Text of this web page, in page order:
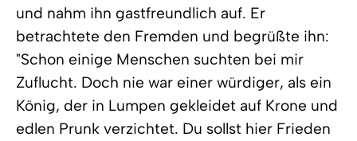
und nahm ihn gastfreundlich auf. Er
betrachtete den Fremden und begrüßte ihn:
"Schon einige Menschen suchten bei mir
Zuflucht. Doch nie war einer würdiger, als ein
König, der in Lumpen gekleidet auf Krone und
edlen Prunk verzichtet. Du sollst hier Frieden